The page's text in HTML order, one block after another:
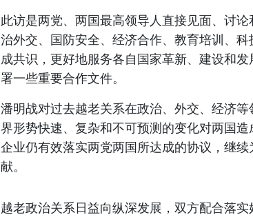
此访是两党、两国最高领导人直接见面、讨
治外交、国防安全、经济合作、教育培训、
成共识，更好地服务各自国家革新、建设和
署一些重要合作文件。
潘明战对过去越老关系在政治、外交、经济
界形势快速、复杂和不可预测的变化对两国
企业仍有效落实两党两国所达成的协议，继
献。
越老政治关系日益向纵深发展，双方配合落